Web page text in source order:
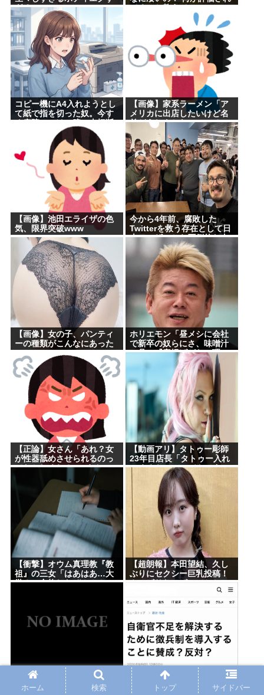
ぎるwww
てるのか教えて
コピー機にA4入れようとし
て紙で指を切った奴。今す
ぐ病院にいけ。腕一本切断
になってもしらんぞ
【画像】家系ラーメン「ア
メリカに出店したいけど名
前どうしよかなぁ… せ
や！」
【画像】池田エライザの色
気、限界突破www
今から4年前、腐敗した
Twitterを救う存在として日
本ユーザーから圧倒的な支
持を受けた男たちの姿がこ
れ
【画像】女の子、パンティ
ーの種類がこんなにあった
www
ホリエモン「昼メシに会社
で新卒の奴らにさ、味噌汁
の具に『唐揚げがない理
由』わかるか？って聞いた
【正論】女さん「あれ？女
が性器舐めさせられるのっ
ておかしくね？」6まんいい
【動画アリ】タトゥー彫師
23年目店長「タトゥー入れ
にくるやつ99%バカです」
←これ！
【衝撃】オウム真理教『教
祖』の三女「はあはあ…大
学３つ合格したぞ！！！」
【超朗報】本田望結、久し
ぶりにセクシー巨乳投稿！
やっぱりおっぱいでかかっ
アメリカの湖に住む淡水
魚、チョウザメの寿命は
日本人さん、徴兵賛成派が
29%に上がるwww
ホーム 検索 トップ サイドバー